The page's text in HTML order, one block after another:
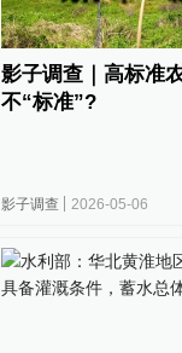
影子调查｜高标准
不“标准”?
影子调查 2026-05-06